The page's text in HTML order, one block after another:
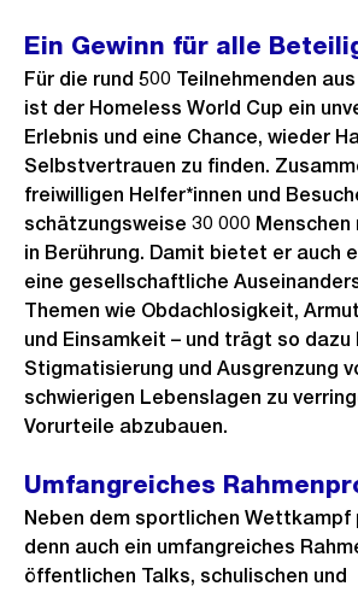
Ein Gewinn für alle
Für die rund 500 Teilnehmenden
ist der Homeless World Cup ein
Erlebnis und eine Chance, wieder
Selbstvertrauen zu finden.
freiwilligen Helfer*innen und
schätzungsweise 30 000
in Berührung. Damit bietet er auch
eine gesellschaftliche
Themen wie Obdachlosigkeit,
und Einsamkeit – und trägt so dazu
Stigmatisierung und Ausgrenzung
schwierigen Lebenslagen zu
Vorurteile abzubauen.
Umfangreiches
Neben dem sportlichen Wettkampf
denn auch ein umfangreiches
öffentlichen Talks, schulischen und